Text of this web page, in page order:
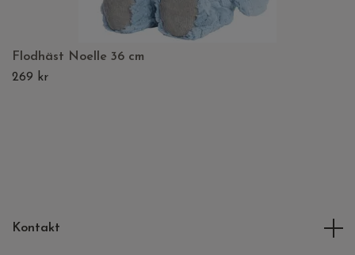
Flodhäst Noelle 36 cm
269 kr
Kontakt